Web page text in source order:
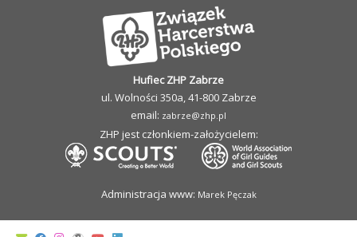
Hufiec ZHP Zabrze
ul. Wolności 350a, 41-800 Zabrze
email: zabrze@zhp.pl
ZHP jest członkiem-założycielem:
Administracja www: Marek Pęczak